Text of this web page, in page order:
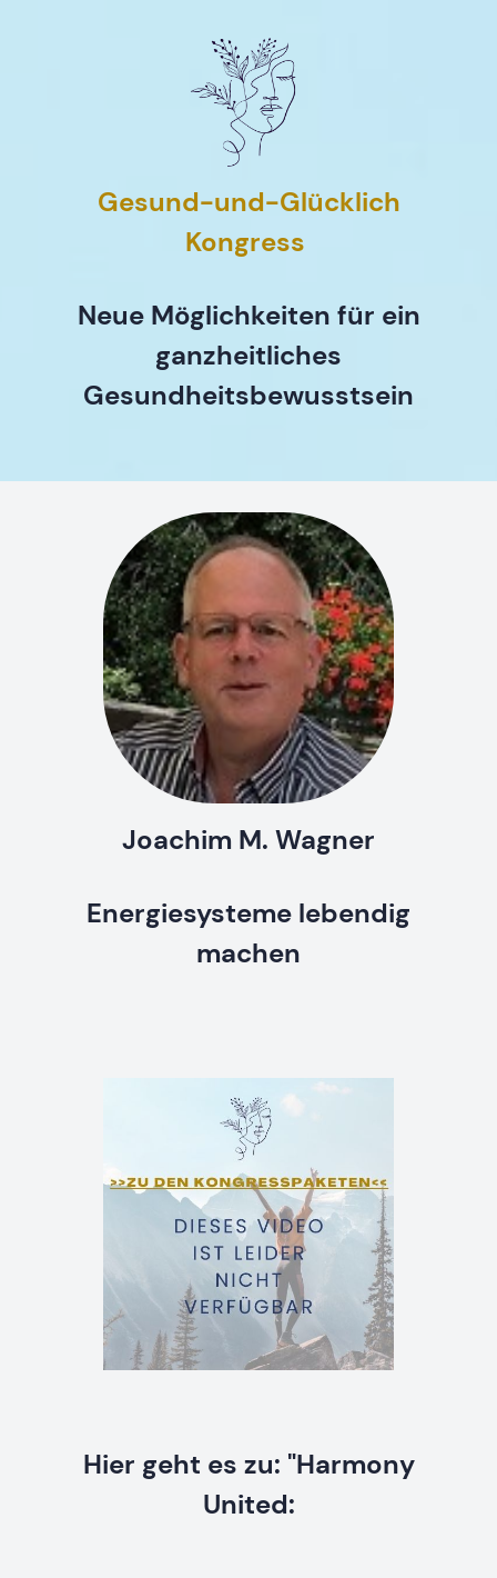
Gesund-und-Glücklich
Kongress
Neue Möglichkeiten für ein
ganzheitliches
Gesundheitsbewusstsein
Joachim M. Wagner
Energiesysteme lebendig
machen
Hier geht es zu: "Harmony
United: